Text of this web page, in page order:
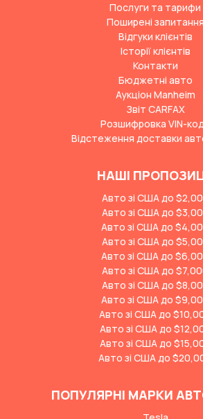
Послуги та тарифи
Поширені запитання
Відгуки клієнтів
Історії клієнтів
Контакти
Бюджетні авто
Аукціон Manheim
Звіт CARFAX
Розшифровка VIN-
Відстеження доставки
НАШІ
Авто зі США до
Авто зі США до
Авто зі США до
Авто зі США до
Авто зі США до
Авто зі США до
Авто зі США до
Авто зі США до
Авто зі США до
Авто зі США до
Авто зі США до
Авто зі США до
ПОПУЛЯРНІ МАРКИ